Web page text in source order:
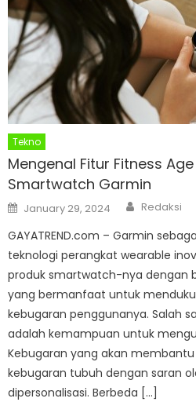
Tekno
Mengenal Fitur Fitness
Smartwatch Garmin
Posted
on
January 29, 2024 Author
Redaksi
GAYATREND.com – Garmin
teknologi perangkat wearable
produk smartwatch-nya dengan
yang bermanfaat untuk
kebugaran penggunanya. Salah
adalah kemampuan untuk
Kebugaran yang akan
kebugaran tubuh dengan saran
dipersonalisasi. Berbeda […]